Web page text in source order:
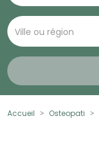
Accueil Osteopati